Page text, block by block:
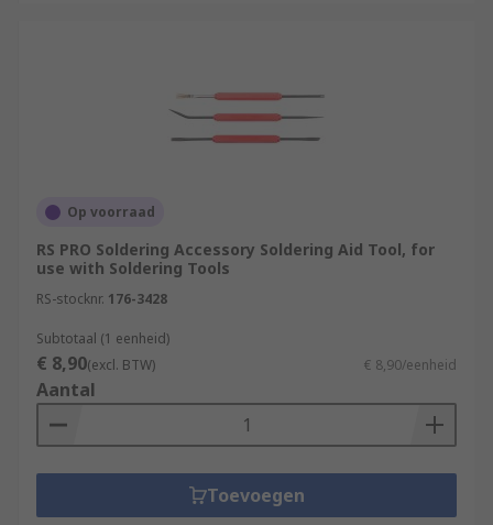
Op voorraad
RS PRO Soldering Accessory Soldering Aid Tool, for
use with Soldering Tools
RS-stocknr. 176-3428
Subtotaal (1 eenheid)
€ 8,90(excl. BTW) € 8,90/eenheid
Aantal
Toevoegen